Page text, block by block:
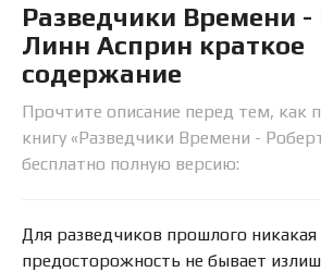
Разведчики Времени -
Линн Асприн краткое
содержание
Прочтите описание перед тем, как
книгу «Разведчики Времени -
бесплатно полную версию:
Для разведчиков прошлого никакая
предосторожность не бывает